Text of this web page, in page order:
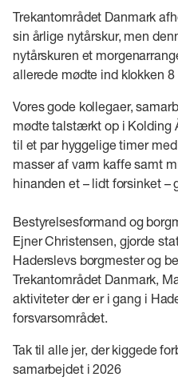
Trekantområdet Danmark
sin årlige nytårskur, men
nytårskuren et
allerede mødte ind klokken 8
Vores gode kollegaer,
mødte talstærkt op i Kolding
til et par hyggelige timer
masser af varm kaffe samt
hinanden et – lidt forsinket –
Bestyrelsesformand og
Ejner Christensen, gjorde
Haderslevs borgmester og
Trekantområdet Danmark,
aktiviteter der er i gang i
forsvarsområdet.
Tak til alle jer, der kiggede
samarbejdet i 2026